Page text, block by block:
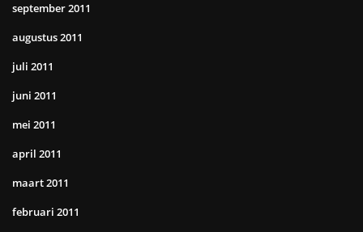
september 2011
augustus 2011
juli 2011
juni 2011
mei 2011
april 2011
maart 2011
februari 2011